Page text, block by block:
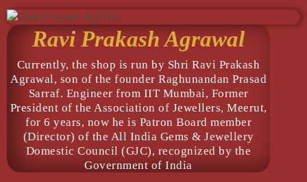
Ravi Prakash Agrawal
Currently, the shop is run by Shri Ravi Prakash
Agrawal, son of the founder Raghunandan Prasad
Sarraf. Engineer from IIT Mumbai, Former
President of the Association of Jewellers, Meerut,
for 6 years, now he is Patron Board member
(Director) of the All India Gems & Jewellery
Domestic Council (GJC), recognized by the
Government of India